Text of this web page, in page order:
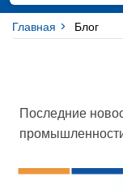
Главная Блог
Последние